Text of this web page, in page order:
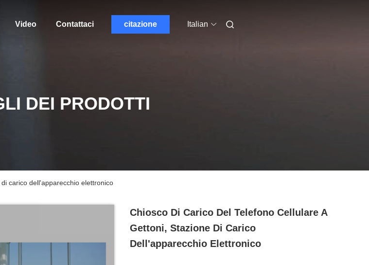
Video Contattaci citazione Italian
DEI PRODOTTI
carico dell'apparecchio elettronico
Chiosco Di Carico Del Telefono Cellulare A
Gettoni, Stazione Di Carico
Dell'apparecchio Elettronico